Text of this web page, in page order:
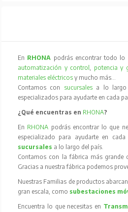
En RHONA podrás encontrar todo lo
automatización y control, potencia y
materiales eléctricos y mucho más…
Contamos con sucursales a lo largo
especializados para ayudarte en cada
¿Qué encuentras en RHONA?
En RHONA podrás encontrar lo que
especializado para ayudarte en
sucursales a lo largo del país.
Contamos con la fábrica más grande
Gracias a nuestra fábrica podemos
Nuestras Familias de productos
gran escala, como subestaciones
Encuentra lo que necesitas en